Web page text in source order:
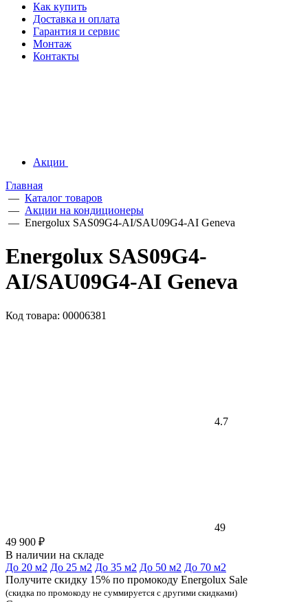
Как купить
Доставка и оплата
Гарантия и сервис
Монтаж
Контакты
Акции
Главная
— Каталог товаров
— Акции на кондиционеры
— Energolux SAS09G4-AI/SAU09G4-AI Geneva
Energolux SAS09G4-
AI/SAU09G4-AI Geneva
Код товара: 00006381
4.7
49
49 900 ₽
В наличии на складе
До 20 м2 До 25 м2 До 35 м2 До 50 м2 До 70 м2
Получите скидку 15% по промокоду Energolux Sale
(скидка по промокоду не суммируется с другими скидками)